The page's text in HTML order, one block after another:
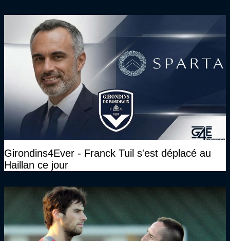
Girondins4Ever - Franck Tuil s'est déplacé au
Haillan ce jour